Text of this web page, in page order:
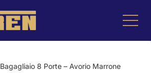
Bagagliaio 8 Porte – Avorio Marrone